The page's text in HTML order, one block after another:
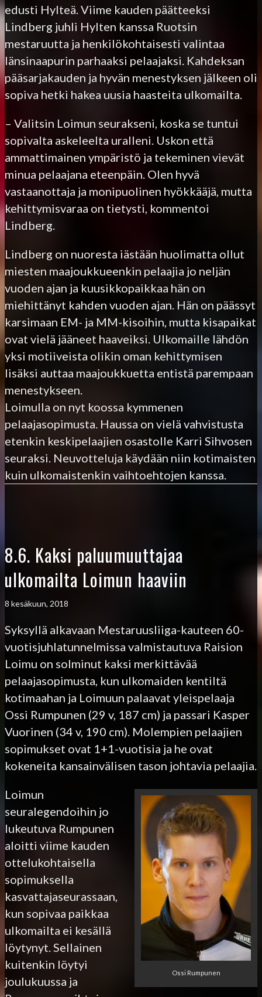
edusti Hylteä. Viime kauden päätteeksi
Lindberg juhli Hylten kanssa Ruotsin
mestaruutta ja henkilökohtaisesti valintaa
länsinaapurin parhaaksi pelaajaksi. Kahdeksan
pääsarjakauden ja hyvän menestyksen jälkeen oli
sopiva hetki hakea uusia haasteita ulkomailta.
– Valitsin Loimun seurakseni, koska se tuntui
sopivalta askeleelta uralleni. Uskon että
ammattimainen ympäristö ja tekeminen vievät
minua pelaajana eteenpäin. Olen hyvä
vastaanottaja ja monipuolinen hyökkääjä, mutta
kehittymisvaraa on tietysti, kommentoi
Lindberg.
Lindberg on nuoresta iästään huolimatta ollut
miesten maajoukkueenkin pelaajia jo neljän
vuoden ajan ja kuusikkopaikkaa hän on
miehittänyt kahden vuoden ajan. Hän on päässyt
karsimaan EM- ja MM-kisoihin, mutta kisapaikat
ovat vielä jääneet haaveiksi. Ulkomaille lähdön
yksi motiiveista olikin oman kehittymisen
lisäksi auttaa maajoukkuetta entistä parempaan
menestykseen.
Loimulla on nyt koossa kymmenen
pelaajasopimusta. Haussa on vielä vahvistusta
etenkin keskipelaajien osastolle Karri Sihvosen
seuraksi. Neuvotteluja käydään niin kotimaisten
kuin ulkomaistenkin vaihtoehtojen kanssa.
8.6. Kaksi paluumuuttajaa
ulkomailta Loimun haaviin
8 kesäkuun, 2018
Syksyllä alkavaan Mestaruusliiga-kauteen 60-
vuotisjuhlatunnelmissa valmistautuva Raision
Loimu on solminut kaksi merkittävää
pelaajasopimusta, kun ulkomaiden kentiltä
kotimaahan ja Loimuun palaavat yleispelaaja
Ossi Rumpunen (29 v, 187 cm) ja passari Kasper
Vuorinen (34 v, 190 cm). Molempien pelaajien
sopimukset ovat 1+1-vuotisia ja he ovat
kokeneita kansainvälisen tason johtavia pelaajia.
Ossi Rumpunen
Loimun
seuralegendoihin jo
lukeutuva Rumpunen
aloitti viime kauden
ottelukohtaisella
sopimuksella
kasvattajaseurassaan,
kun sopivaa paikkaa
ulkomailta ei kesällä
löytynyt. Sellainen
kuitenkin löytyi
joulukuussa ja